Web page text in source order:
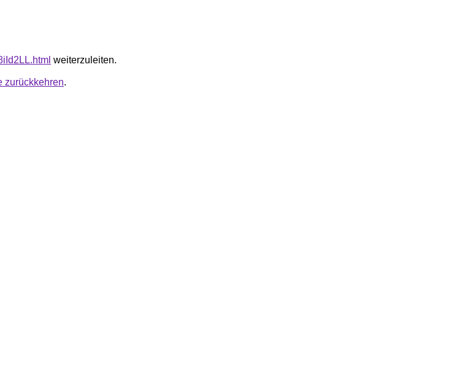
weiterzuleiten.
zurückkehren.